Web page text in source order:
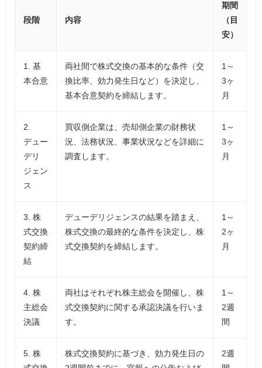
段階 内容
期間
（目
安）
1. 基
本合意
両社間で株式交換の基本的な条件（交
換比率、効力発生日など）を決定し、
基本合意契約を締結します。
1～
3ヶ
月
2.
デュー
デリ
ジェン
ス
買収側企業は、売却側企業の財務状
況、法務状況、事業状況などを詳細に
調査します。
1～
3ヶ
月
3. 株
式交換
契約締
結
デューデリジェンスの結果を踏まえ、
株式交換の最終的な条件を決定し、株
式交換契約を締結します。
1～
2ヶ
月
4. 株
主総会
決議
両社はそれぞれ株主総会を開催し、株
式交換契約に関する承認決議を行いま
す。
1～
2週
間
5. 株
株式交換契約に基づき、効力発生日の
2週